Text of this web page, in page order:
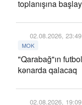
toplanışına
02.08.2026, 23:49
MOK
"Qarabağ"ın
kənarda qalacaq
02.08.2026, 19:09